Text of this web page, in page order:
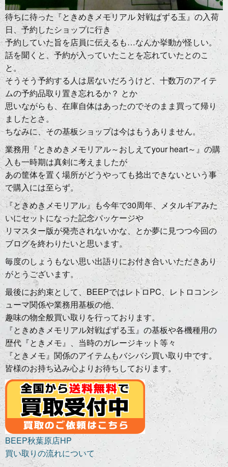
待ちに待った『ときめきメモリアル 対戦ぱずる玉』の入荷
日、予約したショップに行き
予約していた旨を店員に伝えるも…なんか挙動が怪しい。
話を聞くと、予約が入っていたことを忘れていたとのこ
と。
そうそう予約する人は居ないだろうけど、十数万のアイテ
ムの予約品取り置き忘れるか？ とか
思いながらも、在庫自体はあったのでそのまま買って帰り
ましたとさ。
ちなみに、その基板ショップは今はもうありません。
業務用『ときめきメモリアル～おしえてyour heart～』の購
入も一時期は真剣に考えましたが
あの筐体を置く場所がどうやっても捻出できないという事
で購入には至らず。
『ときめきメモリアル』も今年で30周年、メタルギアみた
いにセットになった記念パッケージや
リマスター版が発売されないかな、とか夢に見つつ今回の
ブログを終わりたいと思います。
毎度のしょうもない思い出語りにお付き合いいただきあり
がとうございます。
最後にお約束として、BEEPではレトロPC、レトロコンシ
ューマ関係や業務用基板の他、
趣味の物全般買い取りを行っております。
『ときめきメモリアル対戦ぱずる玉』の基板や各機種用の
歴代『ときメモ』、当時のガレージキット等々
『ときメモ』関係のアイテムもバシバシ買い取り中です。
皆様のお持ち込み心よりお待ちしております。
BEEP秋葉原店HP
買い取りの流れについて